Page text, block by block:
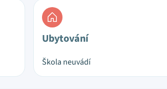
Ubytování
Škola neuvádí